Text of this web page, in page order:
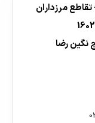
مرزداران
نگین رضا